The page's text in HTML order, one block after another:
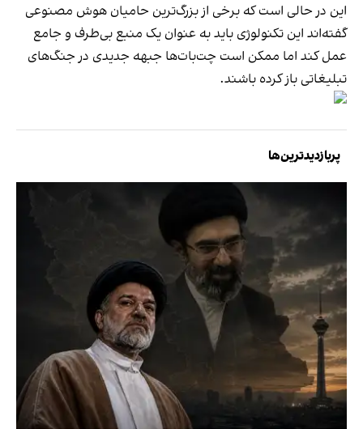
این در حالی است که برخی از بزرگ‌ترین حامیان هوش مصنوعی
گفته‌اند این تکنولوژی باید به عنوان یک منبع بی‌طرف و جامع
عمل کند اما ممکن است چت‌بات‌ها جبهه جدیدی در جنگ‌های
تبلیغاتی باز کرده باشند.
پربازدیدترین‌ها